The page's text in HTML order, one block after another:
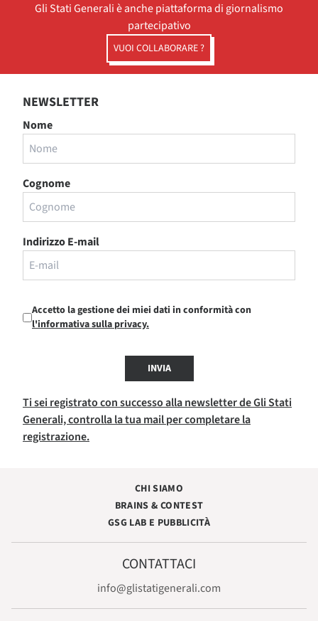
Gli Stati Generali è anche piattaforma di giornalismo
partecipativo
VUOI COLLABORARE ?
NEWSLETTER
Nome
Cognome
Indirizzo E-mail
Accetto la gestione dei miei dati in conformità con
l'informativa sulla privacy.
INVIA
Ti sei registrato con successo alla newsletter de Gli Stati
Generali, controlla la tua mail per completare la
registrazione.
CHI SIAMO
BRAINS & CONTEST
GSG LAB E PUBBLICITÀ
CONTATTACI
info@glistatigenerali.com